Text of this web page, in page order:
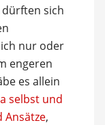
sich
nur oder
engeren
es allein
selbst und
Ansätze,